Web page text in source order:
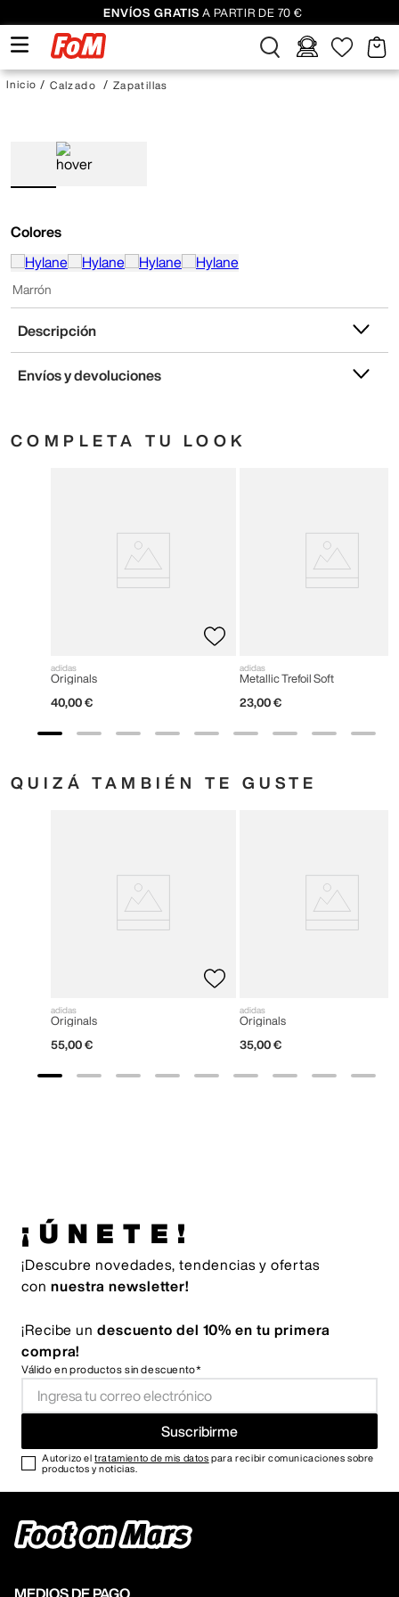
ENVÍOS GRATIS A PARTIR DE 70 €
Calzado Zapatillas
Colores
Marrón
Descripción
Envíos y devoluciones
COMPLETA TU LOOK
adidas
Originals
40,00 €
adidas
Metallic Trefoil Soft
23,00 €
QUIZÁ TAMBIÉN TE GUSTE
adidas
Originals
55,00 €
adidas
Originals
35,00 €
¡ÚNETE!
¡Descubre novedades, tendencias y ofertas
con nuestra newsletter!
¡Recibe un descuento del 10% en tu primera
compra!
Válido en productos sin descuento*
Suscribirme
Autorizo eltratamiento de mis datos para recibir comunicaciones sobre
productos y noticias.
MEDIOS DE PAGO